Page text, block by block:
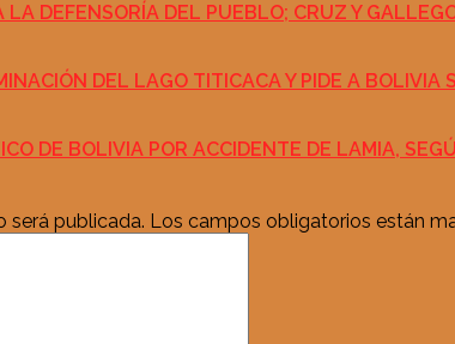
DEFENSORÍA DEL PUEBLO; CRUZ Y
DEL LAGO TITICACA Y PIDE A BOLIVIA
DE BOLIVIA POR ACCIDENTE DE LAMIA,
será publicada. Los campos obligatorios están